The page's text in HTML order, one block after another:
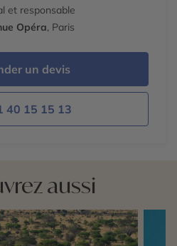
et responsable
Opéra, Paris
un devis
40 15 15 13
aussi